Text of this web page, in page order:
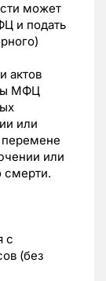
может
и подать
актов
МФЦ
или
перемене
или
смерти.
с
(без